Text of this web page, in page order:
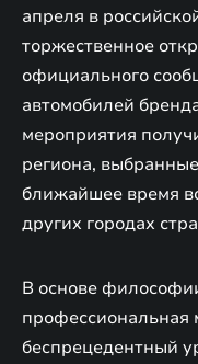
апреля в
торжественное
официального
автомобилей
мероприятия
региона,
ближайшее время
других городах
В основе
профессиональная
беспрецедентный